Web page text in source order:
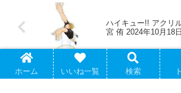
ハイキュー!! アクリ
宮 侑 2024年10月18
アイドルマスター SideM 10th
ホーム いいね一覧 検索